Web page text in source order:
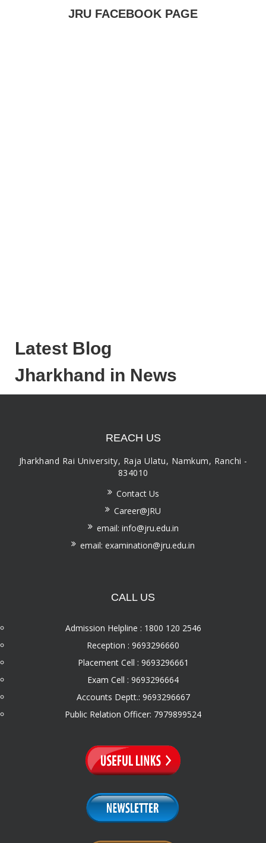
JRU FACEBOOK PAGE
Latest Blog
Jharkhand in News
REACH US
Jharkhand Rai University, Raja Ulatu, Namkum, Ranchi -
834010
Contact Us
Career@JRU
email: info@jru.edu.in
email: examination@jru.edu.in
CALL US
Admission Helpline : 1800 120 2546
Reception : 9693296660
Placement Cell : 9693296661
Exam Cell : 9693296664
Accounts Deptt.: 9693296667
Public Relation Officer: 7979899524